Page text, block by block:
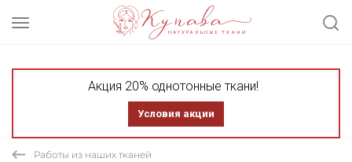
Акция 20% однотонные ткани!
Условия акции
Работы из наших тканей